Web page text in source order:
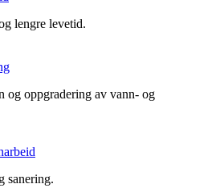
lengre levetid.
og oppgradering av vann- og
sanering.